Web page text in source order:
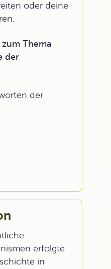
oder deine
Thema
der
der
erfolgte
in